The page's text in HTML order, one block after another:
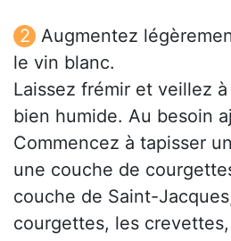
Augmentez
le vin blanc.
Laissez frémir et veillez
bien humide. Au besoin
Commencez à tapisser
une couche de
couche de Saint-
courgettes, les